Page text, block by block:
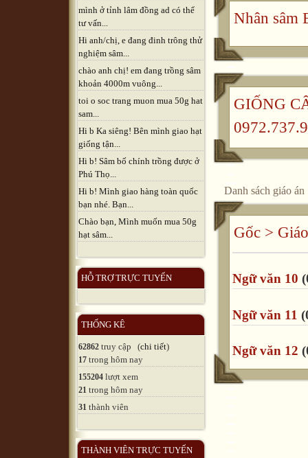
mình ở tỉnh lâm đồng ad có thể
tư vấn...
Hi anh/chị, e đang đinh trông thử
nghiệm sâm...
chào anh chị! em đang trồng sâm
khoản 4000m vuông...
toi o soc trang muon mua 50g hat
sam...
Hi b Ka siêng! Bên mình giao hạt
giống tận...
Hi b! Sâm bố chính trồng được ở
Phú Thọ...
Hi b! Mình giao hàng toàn quốc
bạn nhé. Bạn...
Chào bạn, Mình muốn mua 50g
hạt sâm...
HỖ TRỢ TRỰC TUYẾN
THỐNG KÊ
62862 truy cập (chi tiết)
17 trong hôm nay
155204 lượt xem
21 trong hôm nay
31 thành viên
THÀNH VIÊN TRỰC TUYẾN
Nhân sâm
GIỐNG
Danh sách giáo án
Gốc >
Ngữ văn 10
Ngữ văn 11
Ngữ văn 12